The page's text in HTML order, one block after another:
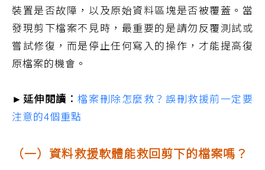
裝置是否故障，以及原始資料區塊是否被覆蓋。當
發現剪下檔案不見時，最重要的是請勿反覆測試或
嘗試修復，而是停止任何寫入的操作，才能提高復
原檔案的機會。
►延伸閱讀：檔案刪除怎麼救？誤刪救援前一定要
注意的4個重點
（一）資料救援軟體能救回剪下的檔案嗎？